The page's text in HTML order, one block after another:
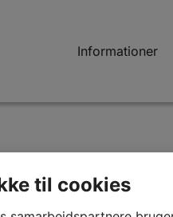
Informationer
til cookies